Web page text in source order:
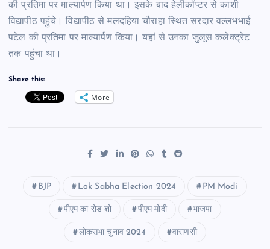
की प्रतिमा पर माल्यार्पण किया था। इसके बाद हेलीकॉप्टर से काशी
विद्यापीठ पहुंचे। विद्यापीठ से मलदहिया चौराहा स्थित सरदार वल्लभभाई
पटेल की प्रतिमा पर माल्यार्पण किया। यहां से उनका जुलूस कलेक्ट्रेट
तक पहुंचा था।
Share this:
More
BJP Lok Sabha Election 2024 PM Modi
पीएम का रोड शो पीएम मोदी भाजपा
लोकसभा चुनाव 2024 वाराणसी